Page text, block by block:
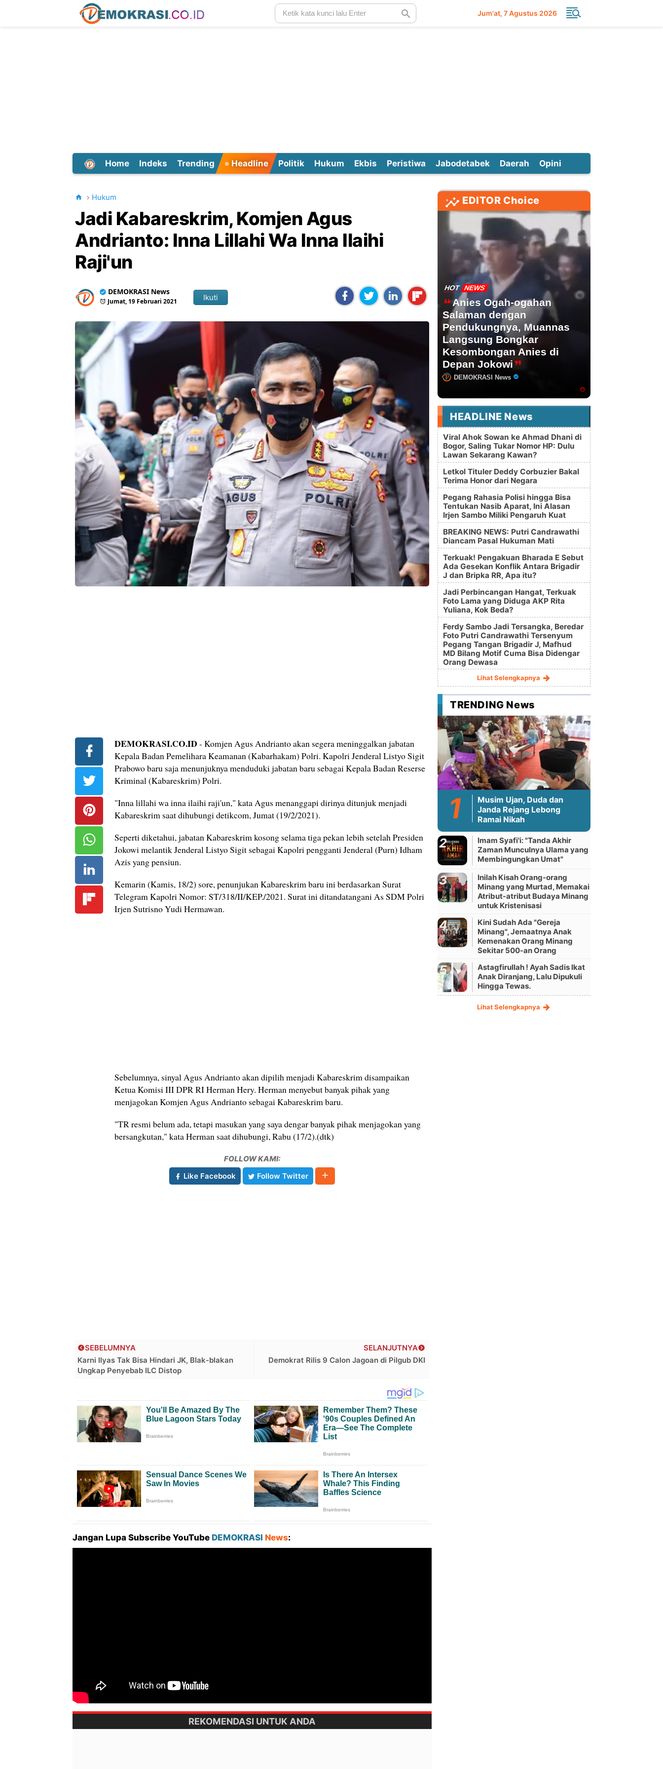
Jum'at 7 Agustus 2026
Home Indeks Trending Headline Politik Hukum Ekbis Peristiwa Jabodetabek Daerah Opini
Hukum
Jadi Kabareskrim, Komjen Agus
Andrianto: Inna Lillahi Wa Inna Ilaihi
Raji'un
DEMOKRASI News
Jumat, 19 Februari 2021 Ikuti
DEMOKRASI.CO.ID - Komjen Agus Andrianto akan segera meninggalkan jabatan
Kepala Badan Pemelihara Keamanan (Kabarhakam) Polri. Kapolri Jenderal Listyo Sigit
Prabowo baru saja menunjuknya menduduki jabatan baru sebagai Kepala Badan Reserse
Kriminal (Kabareskrim) Polri.
"Inna lillahi wa inna ilaihi raji'un," kata Agus menanggapi dirinya ditunjuk menjadi
Kabareskrim saat dihubungi detikcom, Jumat (19/2/2021).
Seperti diketahui, jabatan Kabareskrim kosong selama tiga pekan lebih setelah Presiden
Jokowi melantik Jenderal Listyo Sigit sebagai Kapolri pengganti Jenderal (Purn) Idham
Azis yang pensiun.
Kemarin (Kamis, 18/2) sore, penunjukan Kabareskrim baru ini berdasarkan Surat
Telegram Kapolri Nomor: ST/318/II/KEP./2021. Surat ini ditandatangani As SDM Polri
Irjen Sutrisno Yudi Hermawan.
Sebelumnya, sinyal Agus Andrianto akan dipilih menjadi Kabareskrim disampaikan
Ketua Komisi III DPR RI Herman Hery. Herman menyebut banyak pihak yang
menjagokan Komjen Agus Andrianto sebagai Kabareskrim baru.
"TR resmi belum ada, tetapi masukan yang saya dengar banyak pihak menjagokan yang
bersangkutan," kata Herman saat dihubungi, Rabu (17/2).(dtk)
FOLLOW KAMI:
Like Facebook
Follow Twitter
SELANJUTNYA
Demokrat Rilis 9 Calon Jagoan di Pilgub DKI
SEBELUMNYA
Karni Ilyas Tak Bisa Hindari JK, Blak-blakan
Ungkap Penyebab ILC Distop
Jangan Lupa Subscribe YouTube DEMOKRASI News:
REKOMENDASI UNTUK ANDA
EDITOR Choice
HOT NEWS
Anies Ogah-ogahan
Salaman dengan
Pendukungnya, Muannas
Langsung Bongkar
Kesombongan Anies di
Depan Jokowi
DEMOKRASI News
HEADLINE News
Viral Ahok Sowan ke Ahmad Dhani di
Bogor, Saling Tukar Nomor HP: Dulu
Lawan Sekarang Kawan?
Letkol Tituler Deddy Corbuzier Bakal
Terima Honor dari Negara
Pegang Rahasia Polisi hingga Bisa
Tentukan Nasib Aparat, Ini Alasan
Irjen Sambo Miliki Pengaruh Kuat
BREAKING NEWS: Putri Candrawathi
Diancam Pasal Hukuman Mati
Terkuak! Pengakuan Bharada E Sebut
Ada Gesekan Konflik Antara Brigadir
J dan Bripka RR, Apa itu?
Jadi Perbincangan Hangat, Terkuak
Foto Lama yang Diduga AKP Rita
Yuliana, Kok Beda?
Ferdy Sambo Jadi Tersangka, Beredar
Foto Putri Candrawathi Tersenyum
Pegang Tangan Brigadir J, Mafhud
MD Bilang Motif Cuma Bisa Didengar
Orang Dewasa
Lihat Selengkapnya
TRENDING News
Musim Ujan, Duda dan
Janda Rejang Lebong
Ramai Nikah
Imam Syafi'i: "Tanda Akhir
Zaman Munculnya Ulama yang
Membingungkan Umat"
Inilah Kisah Orang-orang
Minang yang Murtad, Memakai
Atribut-atribut Budaya Minang
untuk Kristenisasi
Kini Sudah Ada "Gereja
Minang", Jemaatnya Anak
Kemenakan Orang Minang
Sekitar 500-an Orang
Astagfirullah ! Ayah Sadis Ikat
Anak Diranjang, Lalu Dipukuli
Hingga Tewas.
Lihat Selengkapnya